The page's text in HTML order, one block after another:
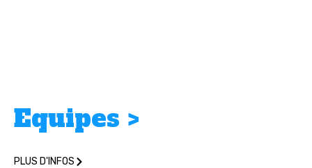
Equipes >
PLUS D'INFOS